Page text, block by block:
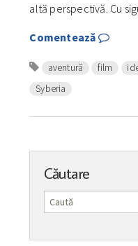
altă perspectivă. Cu
Comentează
aventură film
Syberia
Căutare